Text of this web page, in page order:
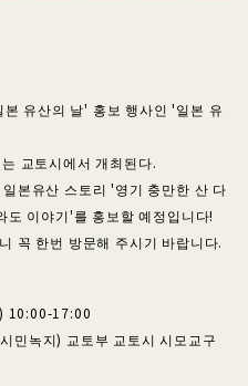
유산의 날' 홍보 행사인 '일본 유
교토시에서 개최된다.
본유산 스토리 '영기 충만한 산 다
도 이야기'를 홍보할 예정입니다!
꼭 한번 방문해 주시기 바랍니다.
10:00-17:00
민녹지) 교토부 교토시 시모교구